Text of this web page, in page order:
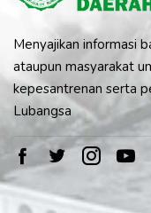
Menyajikan informasi
ataupun masyarakat
kepesantrenan serta
Lubangsa